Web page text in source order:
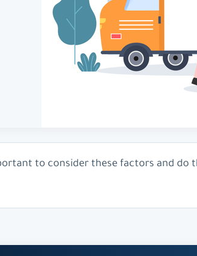
to consider these factors and do